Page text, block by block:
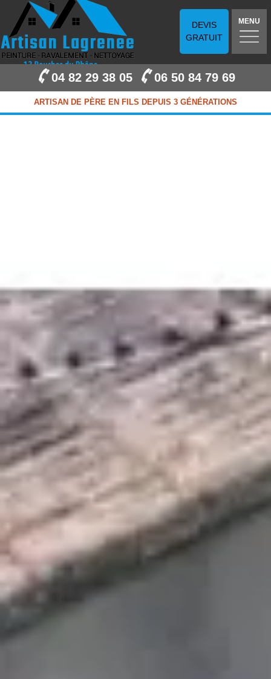
DEVIS
GRATUIT
MENU
04 82 29 38 05 06 50 84 79 69
ARTISAN DE PÈRE EN FILS DEPUIS 3 GÉNÉRATIONS